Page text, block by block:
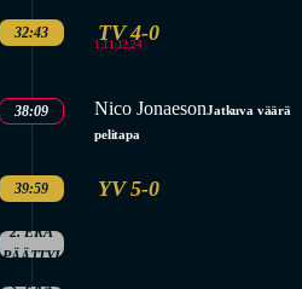
32:43 TV 4-0
1,11,12,24
38:09 Nico JonaesonJatkuva väärä
pelitapa
39:59 YV 5-0
2. ERÄ
PÄÄTTYI